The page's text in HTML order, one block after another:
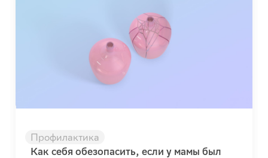
Профилактика
Как себя обезопасить, если у мамы был